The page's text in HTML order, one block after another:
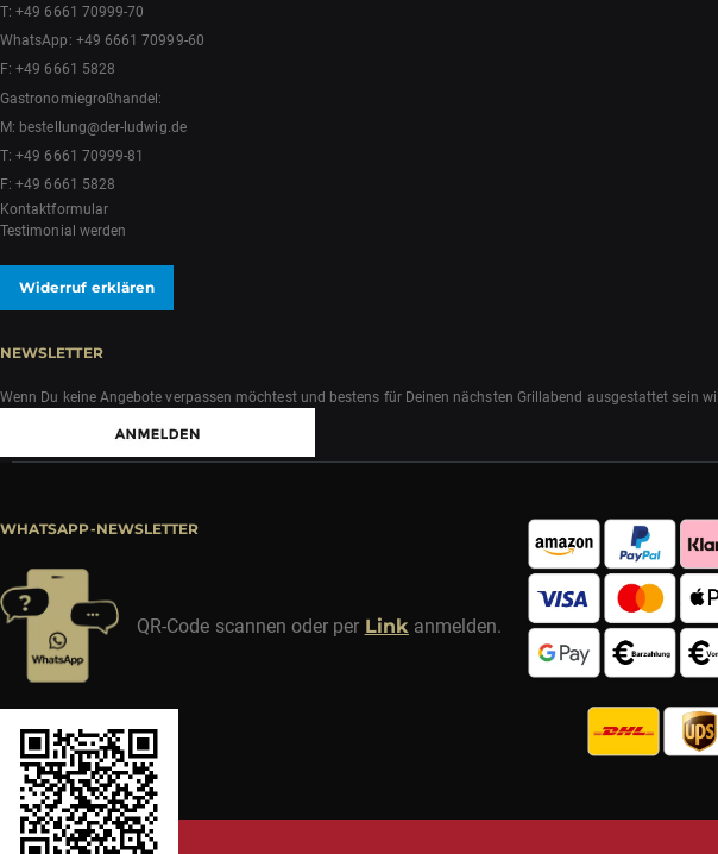
T:+49 6661 70999-70
WhatsApp: +49 6661 70999-60
F: +49 6661 5828
Gastronomiegroßhandel:
M: bestellung@der-ludwig.de
T:+49 6661 70999-81
F: +49 6661 5828
Kontaktformular
Testimonial werden
Widerruf erklären
NEWSLETTER
Wenn Du keine Angebote verpassen möchtest und bestens für Deinen nächsten Grillabend ausgestattet sein
WHATSAPP-NEWSLETTER
QR-Code scannen oder per Linkanmelden.